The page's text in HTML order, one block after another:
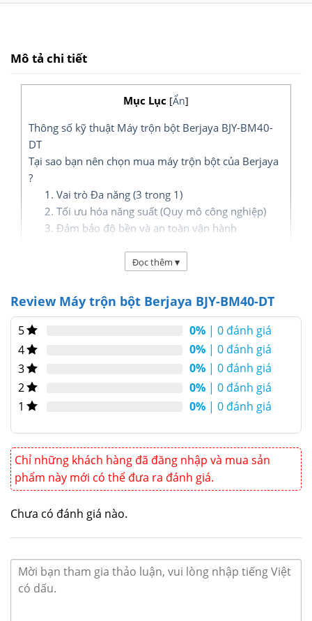
Mô tả chi tiết
Mục Lục [Ẩn]
Thông số kỹ thuật Máy trộn bột Berjaya BJY-BM40-
DT
Tại sao bạn nên chọn mua máy trộn bột của Berjaya
?
1. Vai trò Đa năng (3 trong 1)
2. Tối ưu hóa năng suất (Quy mô công nghiệp)
3. Đảm bảo độ bền và an toàn vận hành
Máy trộn bột Berjaya BJY-BM40-DT
dòngmáy trộn bột công nghiệp
(Planetary Mixer) dung tích lớn (40 lít)
đến từ thương hiệu nổi tiếng của
Berjaya BJY-BM40-DTlà
dụng cụ chuyên dụng để trộn, nhào
thực phẩm và là thiết bị không thể
thiếu trong căn bếp của người làm
bánh.
Đọc thêm ▾
Review Máy trộn bột Berjaya BJY-BM40-DT
5 0% | 0 đánh giá
4
0% | 0 đánh giá
3
0% | 0 đánh giá
2
0% | 0 đánh giá
1
0% | 0 đánh giá
Chỉ những khách hàng đã đăng nhập và mua sản
phẩm này mới có thể đưa ra đánh giá.
Chưa có đánh giá nào.